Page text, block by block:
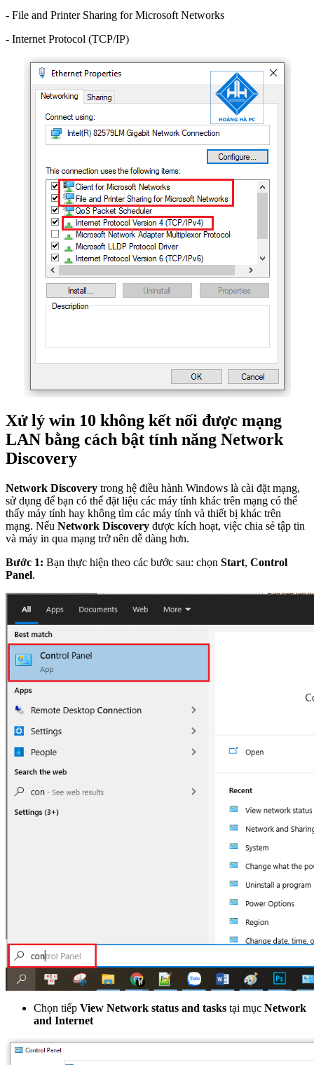
- File and Printer Sharing for Microsoft Networks
- Internet Protocol (TCP/IP)
Xử lý win 10 không kết nối được mạng
LAN bằng cách bật tính năng Network
Discovery
Network Discovery trong hệ điều hành Windows là cài đặt mạng,
sử dụng để bạn có thể đặt liệu các máy tính khác trên mạng có thể
thấy máy tính hay không tìm các máy tính và thiết bị khác trên
mạng. Nếu Network Discovery được kích hoạt, việc chia sẻ tập tin
và máy in qua mạng trở nên dễ dàng hơn.
Bước 1: Bạn thực hiện theo các bước sau: chọn Start, Control
Panel.
Chọn tiếp View Network status and tasks tại mục Network
and Internet